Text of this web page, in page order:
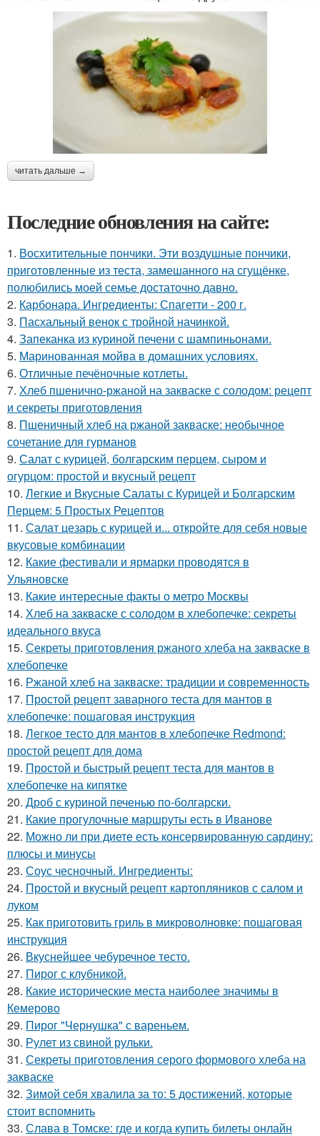
читать дальше →
Последние обновления на сайте:
1. Восхитительные пончики. Эти воздушные пончики,
приготовленные из теста, замешанного на сгущёнке,
полюбились моей семье достаточно давно.
2. Карбонара. Ингредиенты: Спагетти - 200 г.
3. Пасхальный венок с тройной начинкой.
4. Запеканка из куриной печени с шампиньонами.
5. Маринованная мойва в домашних условиях.
6. Отличные печёночные котлеты.
7. Хлеб пшенично-ржаной на закваске с солодом: рецепт
и секреты приготовления
8. Пшеничный хлеб на ржаной закваске: необычное
сочетание для гурманов
9. Салат с курицей, болгарским перцем, сыром и
огурцом: простой и вкусный рецепт
10. Легкие и Вкусные Салаты с Курицей и Болгарским
Перцем: 5 Простых Рецептов
11. Салат цезарь с курицей и... откройте для себя новые
вкусовые комбинации
12. Какие фестивали и ярмарки проводятся в
Ульяновске
13. Какие интересные факты о метро Москвы
14. Хлеб на закваске с солодом в хлебопечке: секреты
идеального вкуса
15. Секреты приготовления ржаного хлеба на закваске в
хлебопечке
16. Ржаной хлеб на закваске: традиции и современность
17. Простой рецепт заварного теста для мантов в
хлебопечке: пошаговая инструкция
18. Легкое тесто для мантов в хлебопечке Redmond:
простой рецепт для дома
19. Простой и быстрый рецепт теста для мантов в
хлебопечке на кипятке
20. Дроб с куриной печенью по-болгарски.
21. Какие прогулочные маршруты есть в Иванове
22. Можно ли при диете есть консервированную сардину:
плюсы и минусы
23. Соус чесночный. Ингредиенты:
24. Простой и вкусный рецепт картопляников с салом и
луком
25. Как приготовить гриль в микроволновке: пошаговая
инструкция
26. Вкуснейшее чебуречное тесто.
27. Пирог с клубникой.
28. Какие исторические места наиболее значимы в
Кемерово
29. Пирог "Чернушка" с вареньем.
30. Рулет из свиной рульки.
31. Секреты приготовления серого формового хлеба на
закваске
32. Зимой себя хвалила за то: 5 достижений, которые
стоит вспомнить
33. Слава в Томске: где и когда купить билеты онлайн